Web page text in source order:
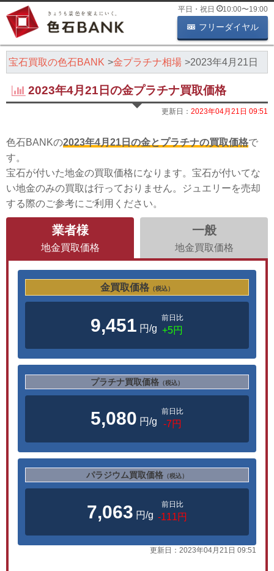
平日・祝日 10:00〜19:00
フリーダイヤル
宝石買取の色石BANK 金プラチナ相場 2023年4月21日
2023年4月21日の金プラチナ買取価格
更新日： 2023年04月21日 09:51
色石BANKの2023年4月21日の金とプラチナの買取価格で
す。
宝石が付いた地金の買取価格になります。宝石が付いてな
い地金のみの買取は行っておりません。ジュエリーを売却
する際のご参考にご利用ください。
業者様
地金買取価格
一般
地金買取価格
金買取価格 （税込）
9,451 円/g
前日比
+5円
プラチナ買取価格 （税込）
5,080 円/g
前日比
-7円
パラジウム買取価格 （税込）
7,063 円/g
前日比
-111円
更新日： 2023年04月21日 09:51